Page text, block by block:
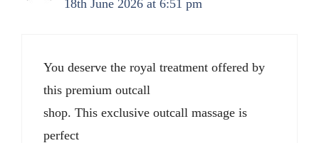
18th June 2026 at 6:51 pm
You deserve the royal treatment offered by
this premium outcall
shop. This exclusive outcall massage is
perfect